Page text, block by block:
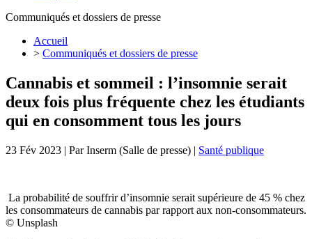
Communiqués et dossiers de presse
Accueil
> Communiqués et dossiers de presse
Cannabis et sommeil : l’insomnie serait
deux fois plus fréquente chez les étudiants
qui en consomment tous les jours
23 Fév 2023 | ParInserm (Salle de presse) | Santé publique
La probabilité de souffrir d’insomnie serait supérieure de 45 % chez
les consommateurs de cannabis par rapport aux non-consommateurs.
© Unsplash